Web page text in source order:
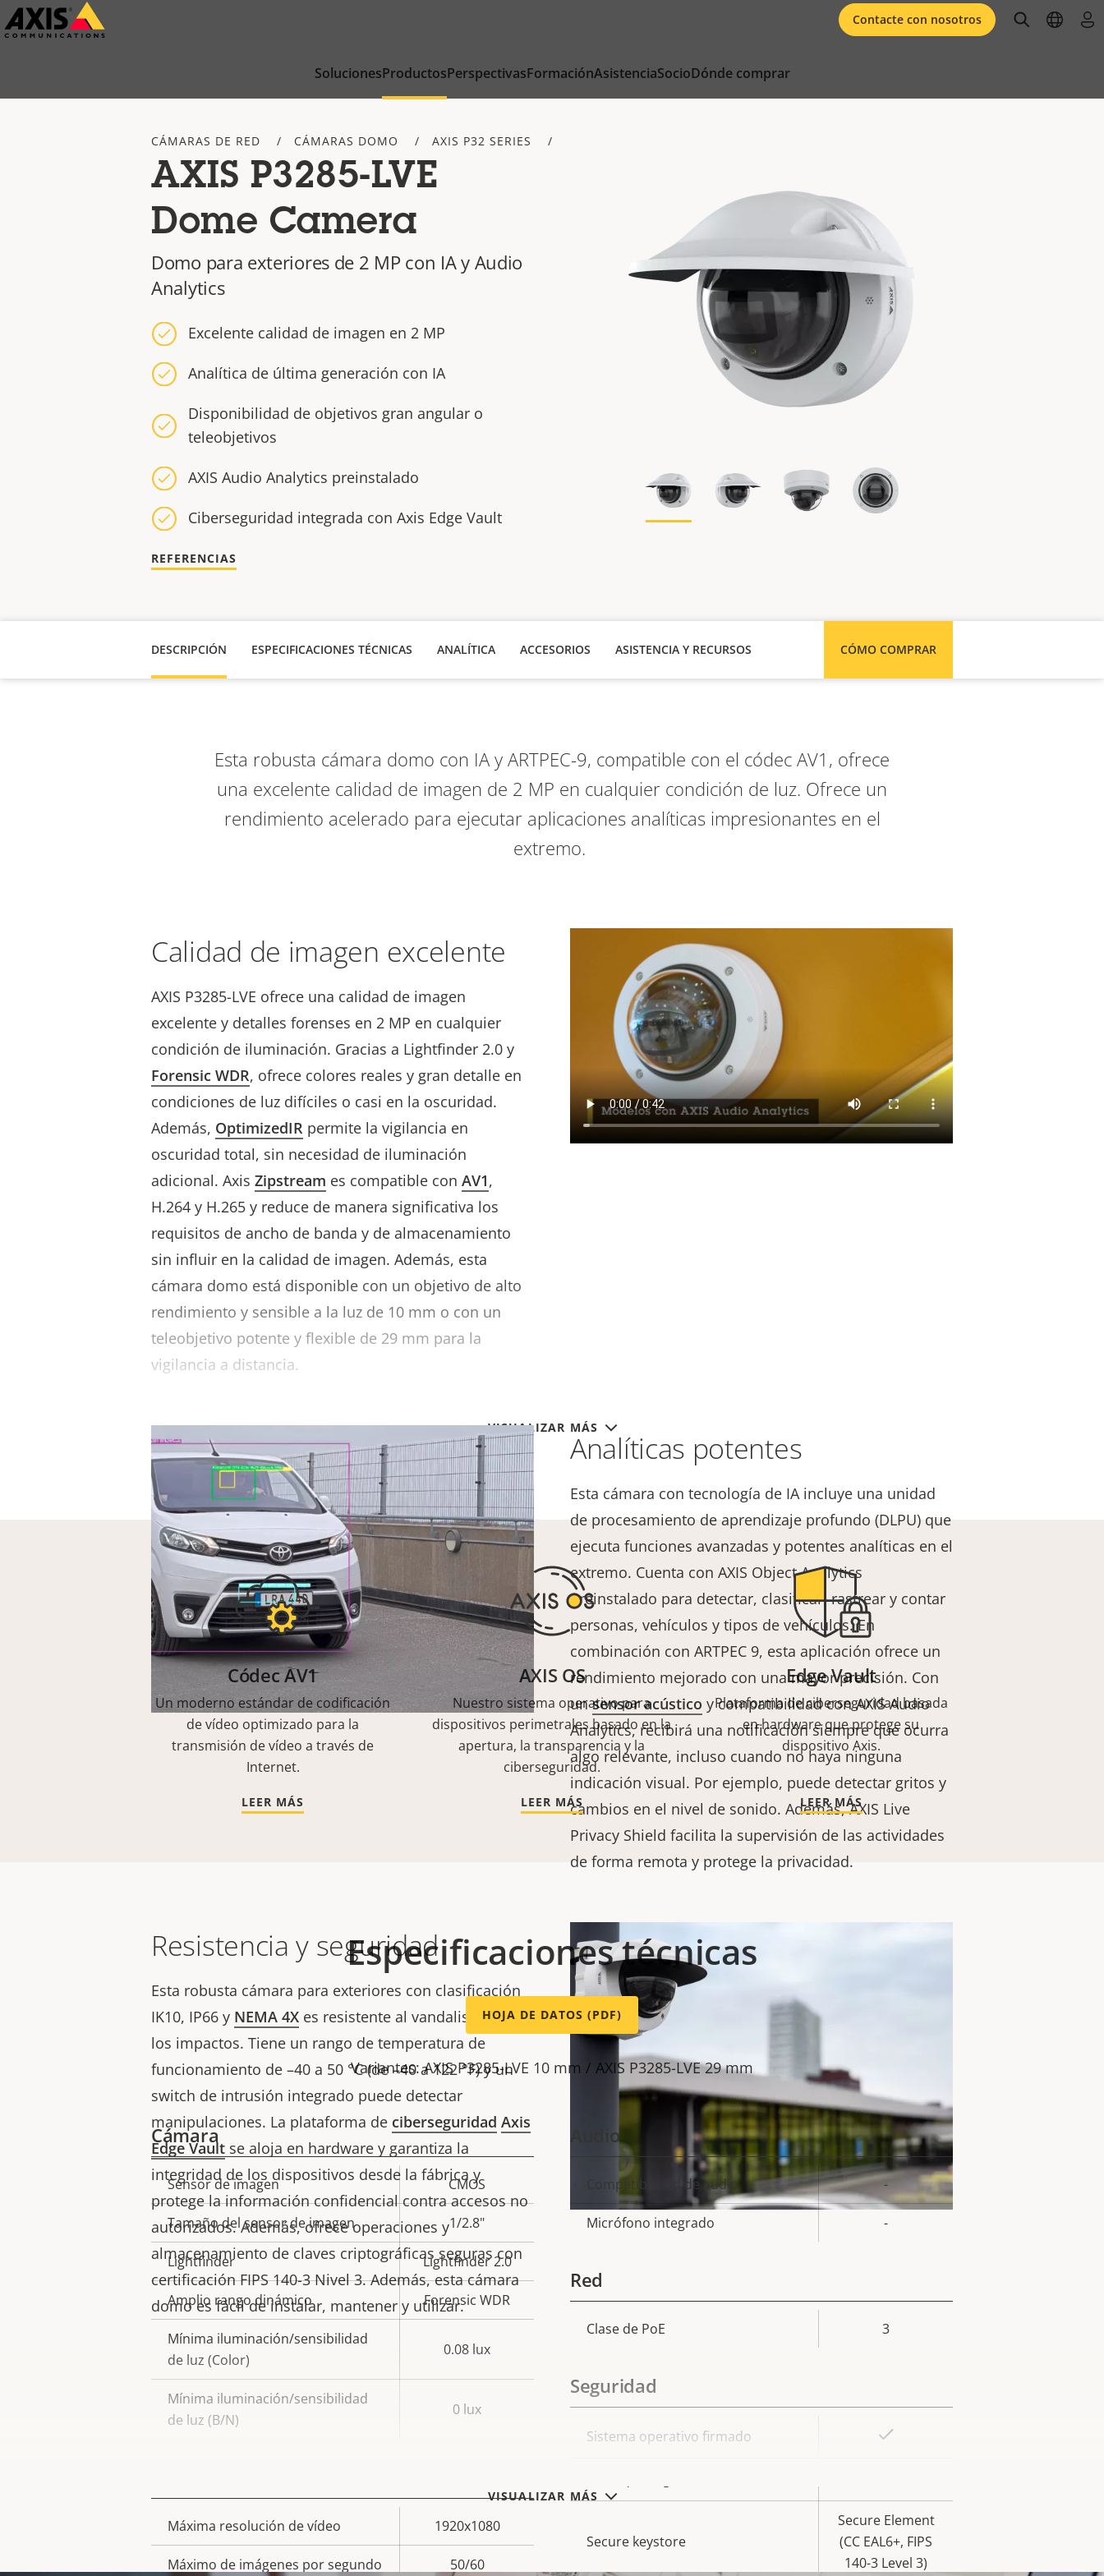
Saltar
al
SolucionesProductosPerspectivasFormaciónAsistenciaSocioDónde comprar
Contacte con nosotros openopen
CÁMARAS DE RED CÁMARAS DOMO AXIS P32 SERIES
AXIS P3285-LVE
Dome Camera
Domo para exteriores de 2 MP con IA y Audio
Analytics
Excelente calidad de imagen en 2 MP
Analítica de última generación con IA
Disponibilidad de objetivos gran angular o
teleobjetivos
AXIS Audio Analytics preinstalado
Ciberseguridad integrada con Axis Edge Vault
REFERENCIAS
DESCRIPCIÓN ESPECIFICACIONES TÉCNICAS ANALÍTICA ACCESORIOS CÓMO COMPRAR
ASISTENCIA Y RECURSOS
VISUALIZAR MÁS
Esta robusta cámara domo con IA y ARTPEC-9, compatible con el códec AV1, ofrece
una excelente calidad de imagen de 2 MP en cualquier condición de luz. Ofrece un
rendimiento acelerado para ejecutar aplicaciones analíticas impresionantes en el
extremo.
Calidad de imagen excelente
AXIS P3285-LVE ofrece una calidad de imagen
excelente y detalles forenses en 2 MP en cualquier
condición de iluminación. Gracias a Lightfinder 2.0 y
Forensic WDR, ofrece colores reales y gran detalle en
condiciones de luz difíciles o casi en la oscuridad.
Además, OptimizedIR permite la vigilancia en
oscuridad total, sin necesidad de iluminación
adicional. Axis Zipstream es compatible con AV1,
H.264 y H.265 y reduce de manera significativa los
requisitos de ancho de banda y de almacenamiento
sin influir en la calidad de imagen. Además, esta
cámara domo está disponible con un objetivo de alto
rendimiento y sensible a la luz de 10 mm o con un
teleobjetivo potente y flexible de 29 mm para la
vigilancia a distancia.
Analíticas potentes
Esta cámara con tecnología de IA incluye una unidad
de procesamiento de aprendizaje profundo (DLPU) que
ejecuta funciones avanzadas y potentes analíticas en el
extremo. Cuenta con AXIS Object Analytics
preinstalado para detectar, clasificar, rastrear y contar
personas, vehículos y tipos de vehículos. En
combinación con ARTPEC 9, esta aplicación ofrece un
rendimiento mejorado con una mayor precisión. Con
unsensor acústico y compatibilidad con AXIS Audio
Analytics, recibirá una notificación siempre que ocurra
algo relevante, incluso cuando no haya ninguna
indicación visual. Por ejemplo, puede detectar gritos y
cambios en el nivel de sonido. Además,AXIS Live
Privacy Shield facilita la supervisión de las actividades
de forma remota y protege la privacidad.
Resistencia y seguridad
Esta robusta cámara para exteriores con clasificación
IK10, IP66 y NEMA 4X es resistente al vandalismo y a
los impactos. Tiene un rango de temperatura de
funcionamiento de –40 a 50 °C (de –40 a 122 °F) y un
switch de intrusión integrado puede detectar
manipulaciones. La plataforma de ciberseguridad Axis
Edge Vault se aloja en hardware y garantiza la
integridad de los dispositivos desde la fábrica y
protege la información confidencial contra accesos no
autorizados. Además, ofrece operaciones y
almacenamiento de claves criptográficas seguras con
certificación FIPS 140-3 Nivel 3. Además, esta cámara
domo es fácil de instalar, mantener y utilizar.
Códec AV1
Un moderno estándar de codificación
de vídeo optimizado para la
transmisión de vídeo a través de
Internet.
LEER MÁS
AXIS OS
Nuestro sistema operativo para
dispositivos perimetrales basado en la
apertura, la transparencia y la
ciberseguridad.
LEER MÁS
Edge Vault
Plataforma de ciberseguridad basada
en hardware que protege su
dispositivo Axis.
LEER MÁS
VISUALIZAR MÁS
Especificaciones técnicas
HOJA DE DATOS (PDF)
Variantes: AXIS P3285-LVE 10 mm / AXIS P3285-LVE 29 mm
Cámara
Descripción
de
propiedad
Valor de
la
propiedad
Sensor de imagen CMOS
Tamaño del sensor de imagen 1/2.8"
Lightfinder Lightfinder 2.0
Amplio rango dinámico Forensic WDR
Mínima iluminación/sensibilidad
de luz (Color)
0.08 lux
Mínima iluminación/sensibilidad
de luz (B/N)
0 lux
Descripción
de
Valor de
Máxima resolución de vídeo 1920x1080
Máximo de imágenes por segundo 50/60
Audio
Descripción
de
Valor de
la
Compatibilidad de audio -
Micrófono integrado -
Red
Descripción
propiedad
Clase de PoE 3
Seguridad
Descripción
propiedad
Valor de
Sistema operativo firmado
Secure keystore
Secure Element
(CC EAL6+, FIPS
140-3 Level 3)